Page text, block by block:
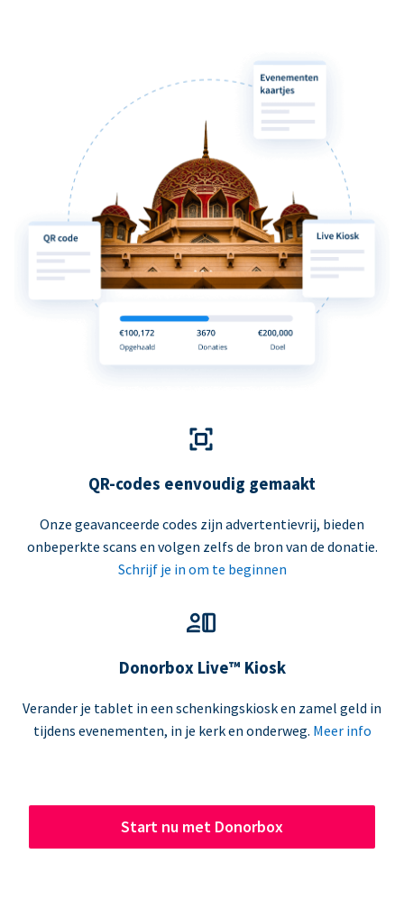
QR-codes eenvoudig gemaakt
Onze geavanceerde codes zijn advertentievrij, bieden
onbeperkte scans en volgen zelfs de bron van de donatie.
Schrijf je in om te beginnen
Donorbox Live™ Kiosk
Verander je tablet in een schenkingskiosk en zamel geld in
tijdens evenementen, in je kerk en onderweg. Meer info
Start nu met Donorbox